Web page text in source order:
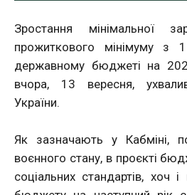
Зростання мінімальної
прожиткового мінімуму з
державному бюджеті на
вчора, 13 вересня,
України.
Як зазначають у Кабміні,
воєнного стану, в проєкті
соціальних стандартів, хоч